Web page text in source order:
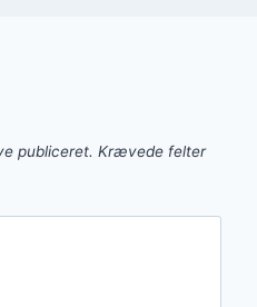
publiceret. Krævede felter